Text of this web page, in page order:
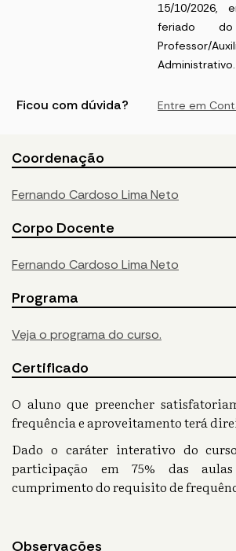
15/10/2026,
feriado
Professor/
Administrativo.
Ficou com dúvida? Entre em
Coordenação
Fernando Cardoso Lima Neto
Corpo Docente
Fernando Cardoso Lima Neto
Programa
Veja o programa do curso.
Certificado
O aluno que preencher
frequência e aproveitamento terá
Dado o caráter interativo do
participação em 75% das
cumprimento do requisito de
Observações